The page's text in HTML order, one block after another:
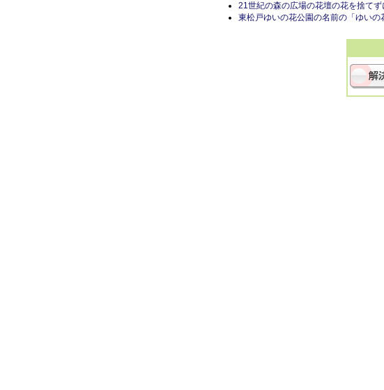
21世紀の森の広場の花壇の花を捨てず
東松戸ゆいの花公園の名前の「ゆい